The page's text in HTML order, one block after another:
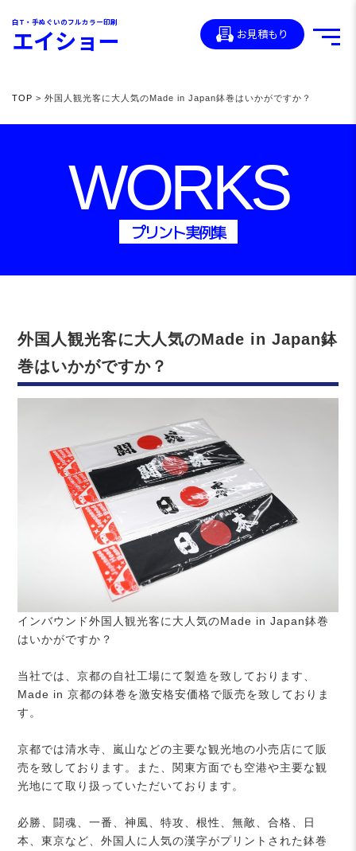
白T・手ぬぐいのフルカラー印刷
エイショー お見積もり
TOP > 外国人観光客に大人気のMade in Japan鉢巻はいかがですか？
WORKS
プリント実例集
外国人観光客に大人気のMade in Japan鉢
巻はいかがですか？
インバウンド外国人観光客に大人気のMade in Japan鉢巻
はいかがですか？
当社では、京都の自社工場にて製造を致しております、
Made in 京都の鉢巻を激安格安価格で販売を致しておりま
す。
京都では清水寺、嵐山などの主要な観光地の小売店にて販
売を致しております。また、関東方面でも空港や主要な観
光地にて取り扱っていただいております。
必勝、闘魂、一番、神風、特攻、根性、無敵、合格、日
本、東京など、外国人に人気の漢字がプリントされた鉢巻